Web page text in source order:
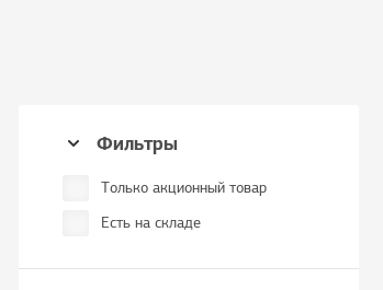
Фильтры
Только акционный товар
Есть на складе